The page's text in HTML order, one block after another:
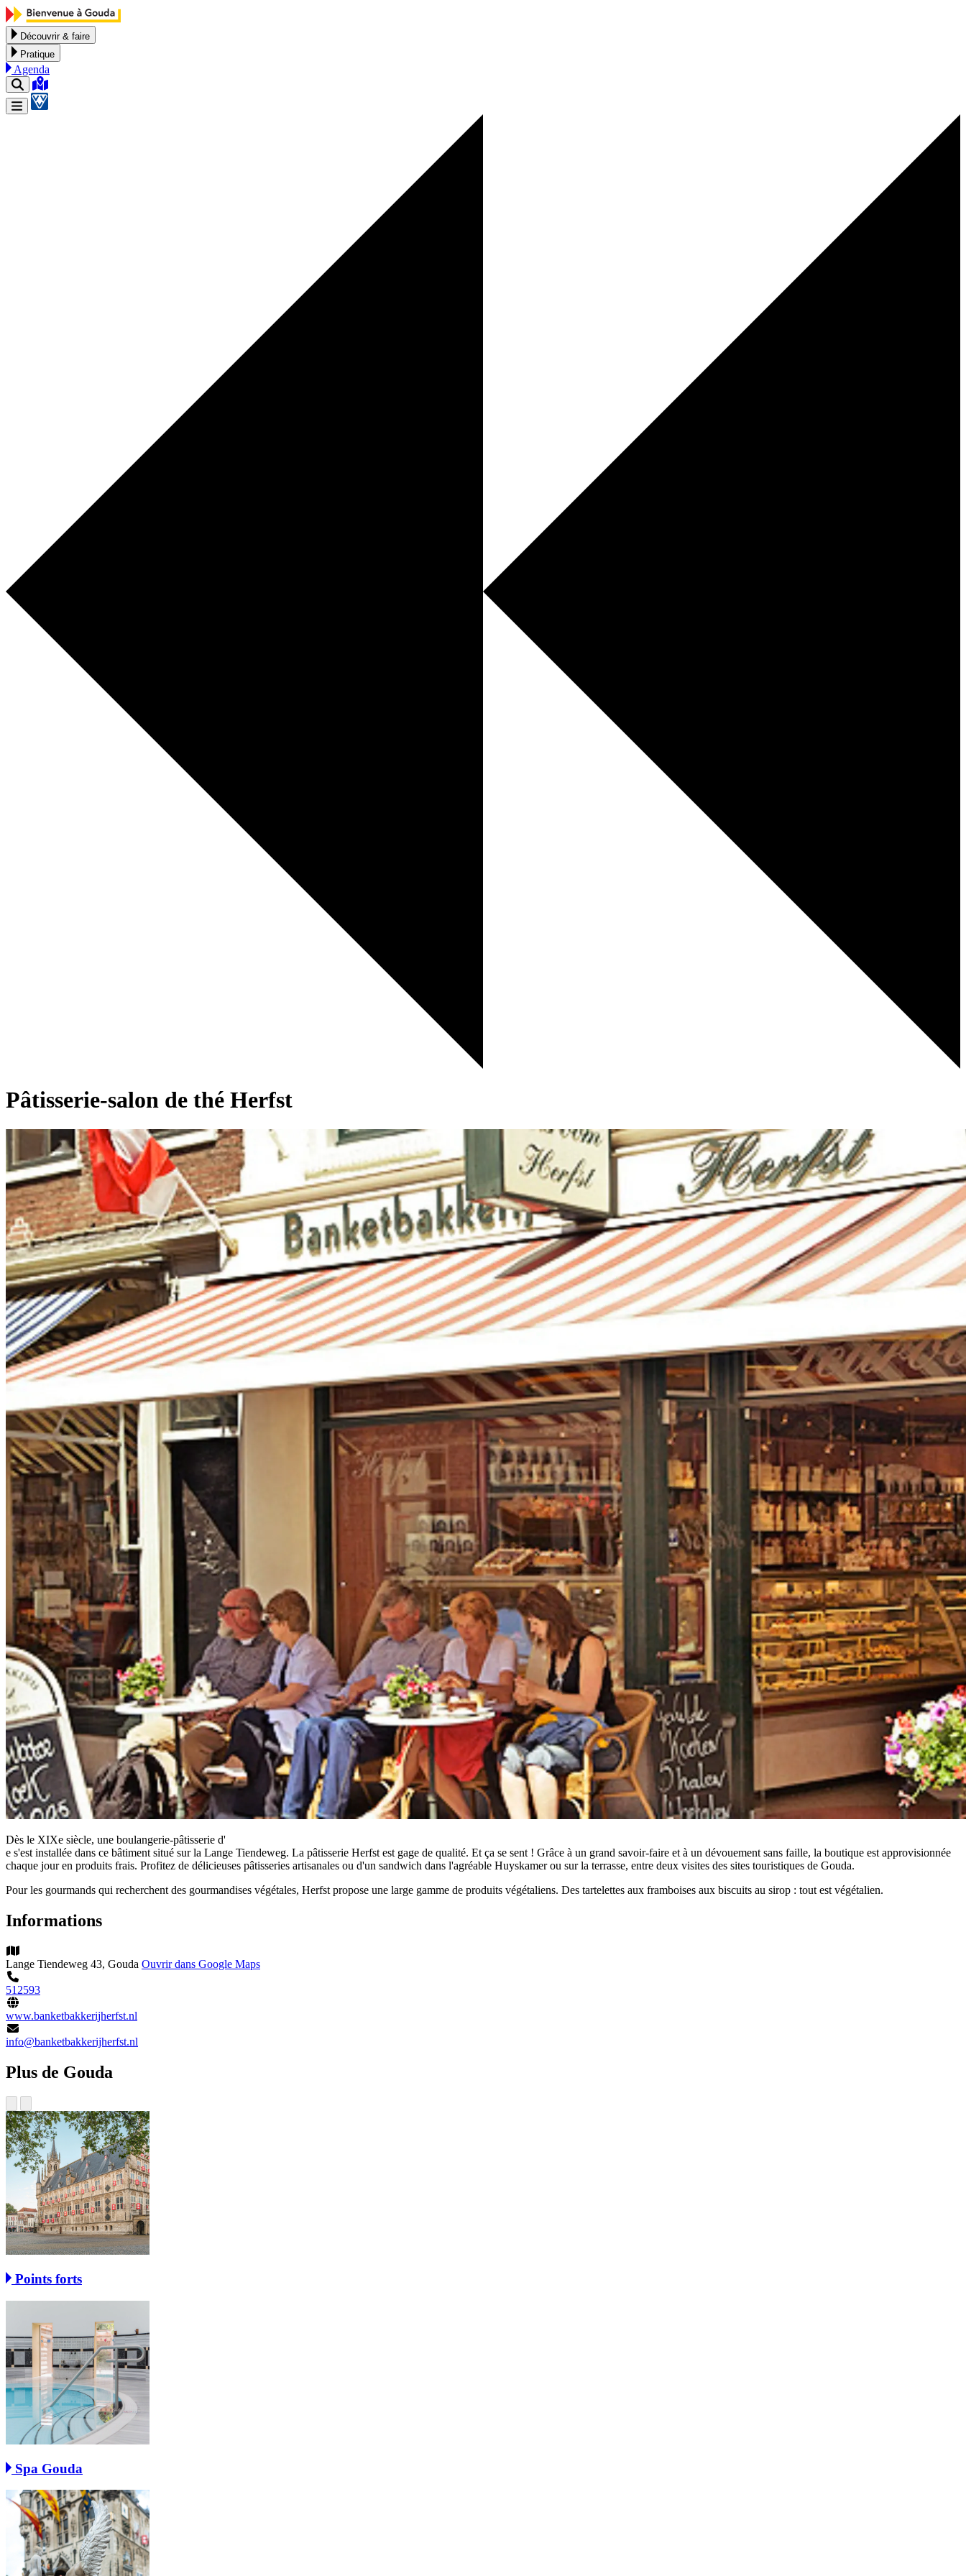
Aller au contenu
Découvrir & faire
Pratique
Agenda
Pâtisserie-salon de thé Herfst
Dès le XIXe siècle, une boulangerie-pâtisserie d'
e s'est installée dans ce bâtiment situé sur la Lange Tiendeweg. La pâtisserie Herfst est gage de qualité. Et ça se sent ! Grâce à un grand savoir-faire et à un dévouement sans faille, la boutique est approvisionnée
chaque jour en produits frais. Profitez de délicieuses pâtisseries artisanales ou d'un sandwich dans l'agréable Huyskamer ou sur la terrasse, entre deux visites des sites touristiques de Gouda.
Pour les gourmands qui recherchent des gourmandises végétales, Herfst propose une large gamme de produits végétaliens. Des tartelettes aux framboises aux biscuits au sirop : tout est végétalien.
Informations
Lange Tiendeweg 43, Gouda Ouvrir dans Google Maps
512593
www.banketbakkerijherfst.nl
info@banketbakkerijherfst.nl
Plus de Gouda
Points forts
Spa Gouda